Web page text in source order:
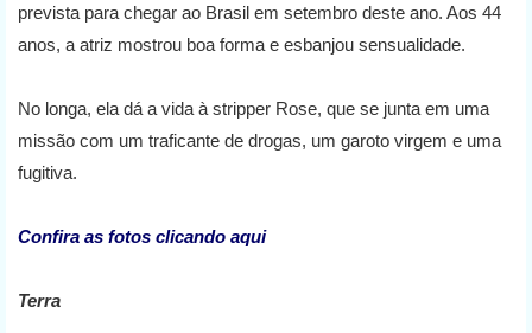
prevista para chegar ao Brasil em setembro deste ano. Aos 44
anos, a atriz mostrou boa forma e esbanjou sensualidade.
No longa, ela dá a vida à stripper Rose, que se junta em uma
missão com um traficante de drogas, um garoto virgem e uma
fugitiva.
Confira as fotos clicando aqui
Terra